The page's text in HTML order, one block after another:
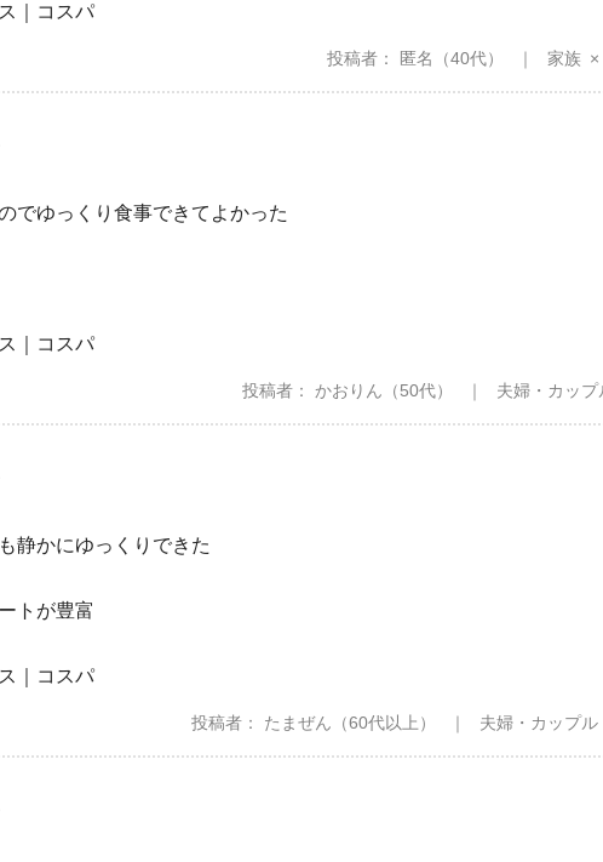
｜コスパ
投稿者 匿名 （40代） 家族
でゆっくり食事できてよかった
｜コスパ
投稿者 かおりん （50代） 夫婦・カップ
静かにゆっくりできた
トが豊富
｜コスパ
投稿者 たまぜん （60代以上） 夫婦・カップル